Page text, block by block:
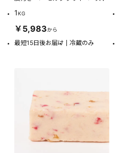
1KG
￥5,983から
最短15日後お届け 冷蔵のみ